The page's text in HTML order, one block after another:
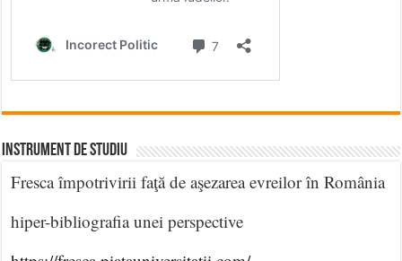
INSTRUMENT DE STUDIU
Fresca împotrivirii faţă de aşezarea evreilor în România
hiper-bibliografia unei perspective